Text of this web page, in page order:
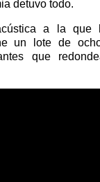
detuvo todo.
a la que
un lote de
que